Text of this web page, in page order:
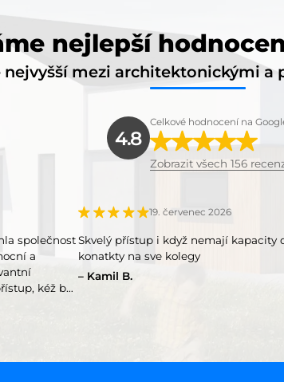
nejlepší
nejvyšší mezi architektonickými a
4.8
Celkové hodnocení na
Zobrazit všech 156
společnost
a
kéž by
19. červenec 2026
Skvelý přístup i když nemají kapacity
konatkty na sve kolegy
Kamil B.